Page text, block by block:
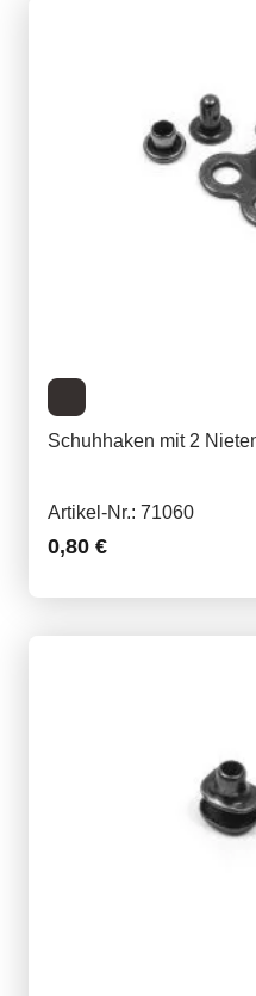
Schuhhaken mit 2
Artikel-Nr.: 71060
0,80 €